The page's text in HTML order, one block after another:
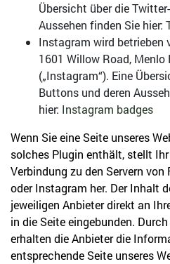
Übersicht über die
Aussehen finden Sie hier:
Instagram wird betrieben
1601 Willow Road, Menlo
(„Instagram“). Eine
Buttons und deren
hier: Instagram badges
Wenn Sie eine Seite unseres
solches Plugin enthält, stellt
Verbindung zu den Servern
oder Instagram her. Der Inhalt
jeweiligen Anbieter direkt an
in die Seite eingebunden.
erhalten die Anbieter die
entsprechende Seite unseres